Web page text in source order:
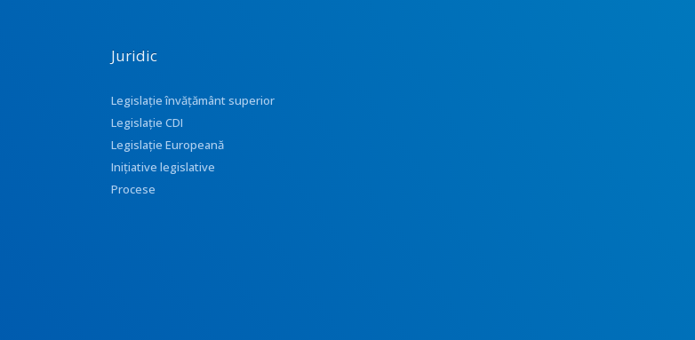
Juridic
Legislație învățământ superior
Legislație CDI
Legislație Europeană
Inițiative legislative
Procese